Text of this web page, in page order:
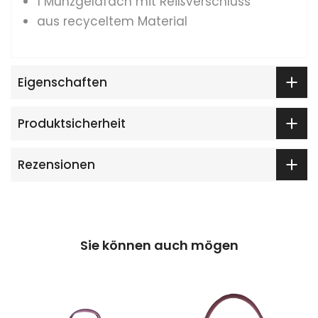
aus recyceltem Material
Eigenschaften
Produktsicherheit
Rezensionen
Sie können auch mögen